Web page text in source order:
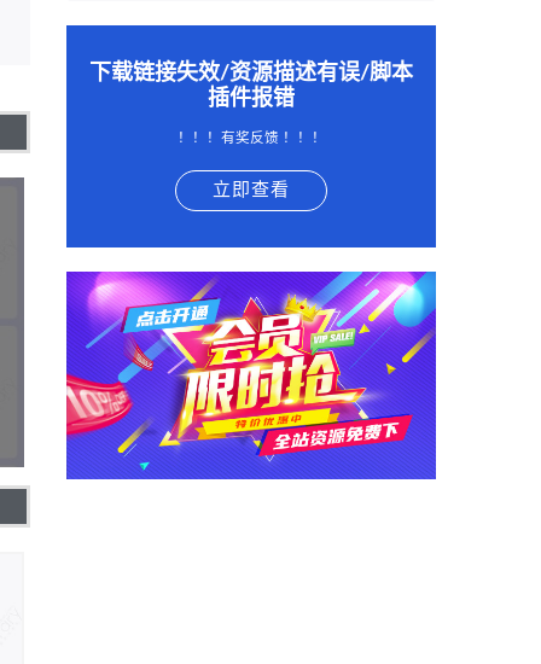
下载链接失效/资源描述有误/脚本
插件报错
！！！有奖反馈 ！！！
立即查看